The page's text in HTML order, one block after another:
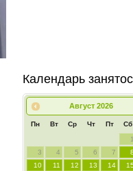
Календарь
Август 2026
Пн Вт Ср Чт Пт Сб
1
3
4 5 6 7 8
10
11 12 13 14